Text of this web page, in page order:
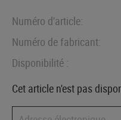
Numéro d'article:
Numéro de fabricant:
Disponibilité :
Cet article n'est pas